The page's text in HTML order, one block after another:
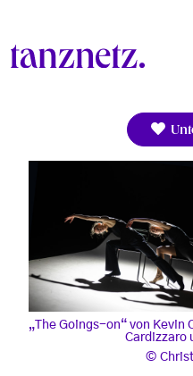
„The Goings-on“ von Kevin
Cardizzaro